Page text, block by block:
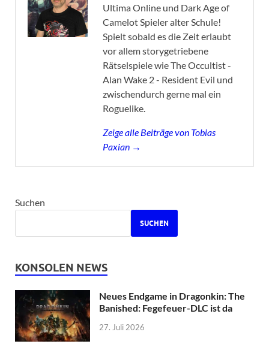
Ultima Online und Dark Age of
Camelot Spieler alter Schule!
Spielt sobald es die Zeit erlaubt
vor allem storygetriebene
Rätselspiele wie The Occultist -
Alan Wake 2 - Resident Evil und
zwischendurch gerne mal ein
Roguelike.
Zeige alle Beiträge von Tobias
Paxian →
Suchen
SUCHEN
KONSOLEN NEWS
Neues Endgame in Dragonkin: The
Banished: Fegefeuer-DLC ist da
27. Juli 2026